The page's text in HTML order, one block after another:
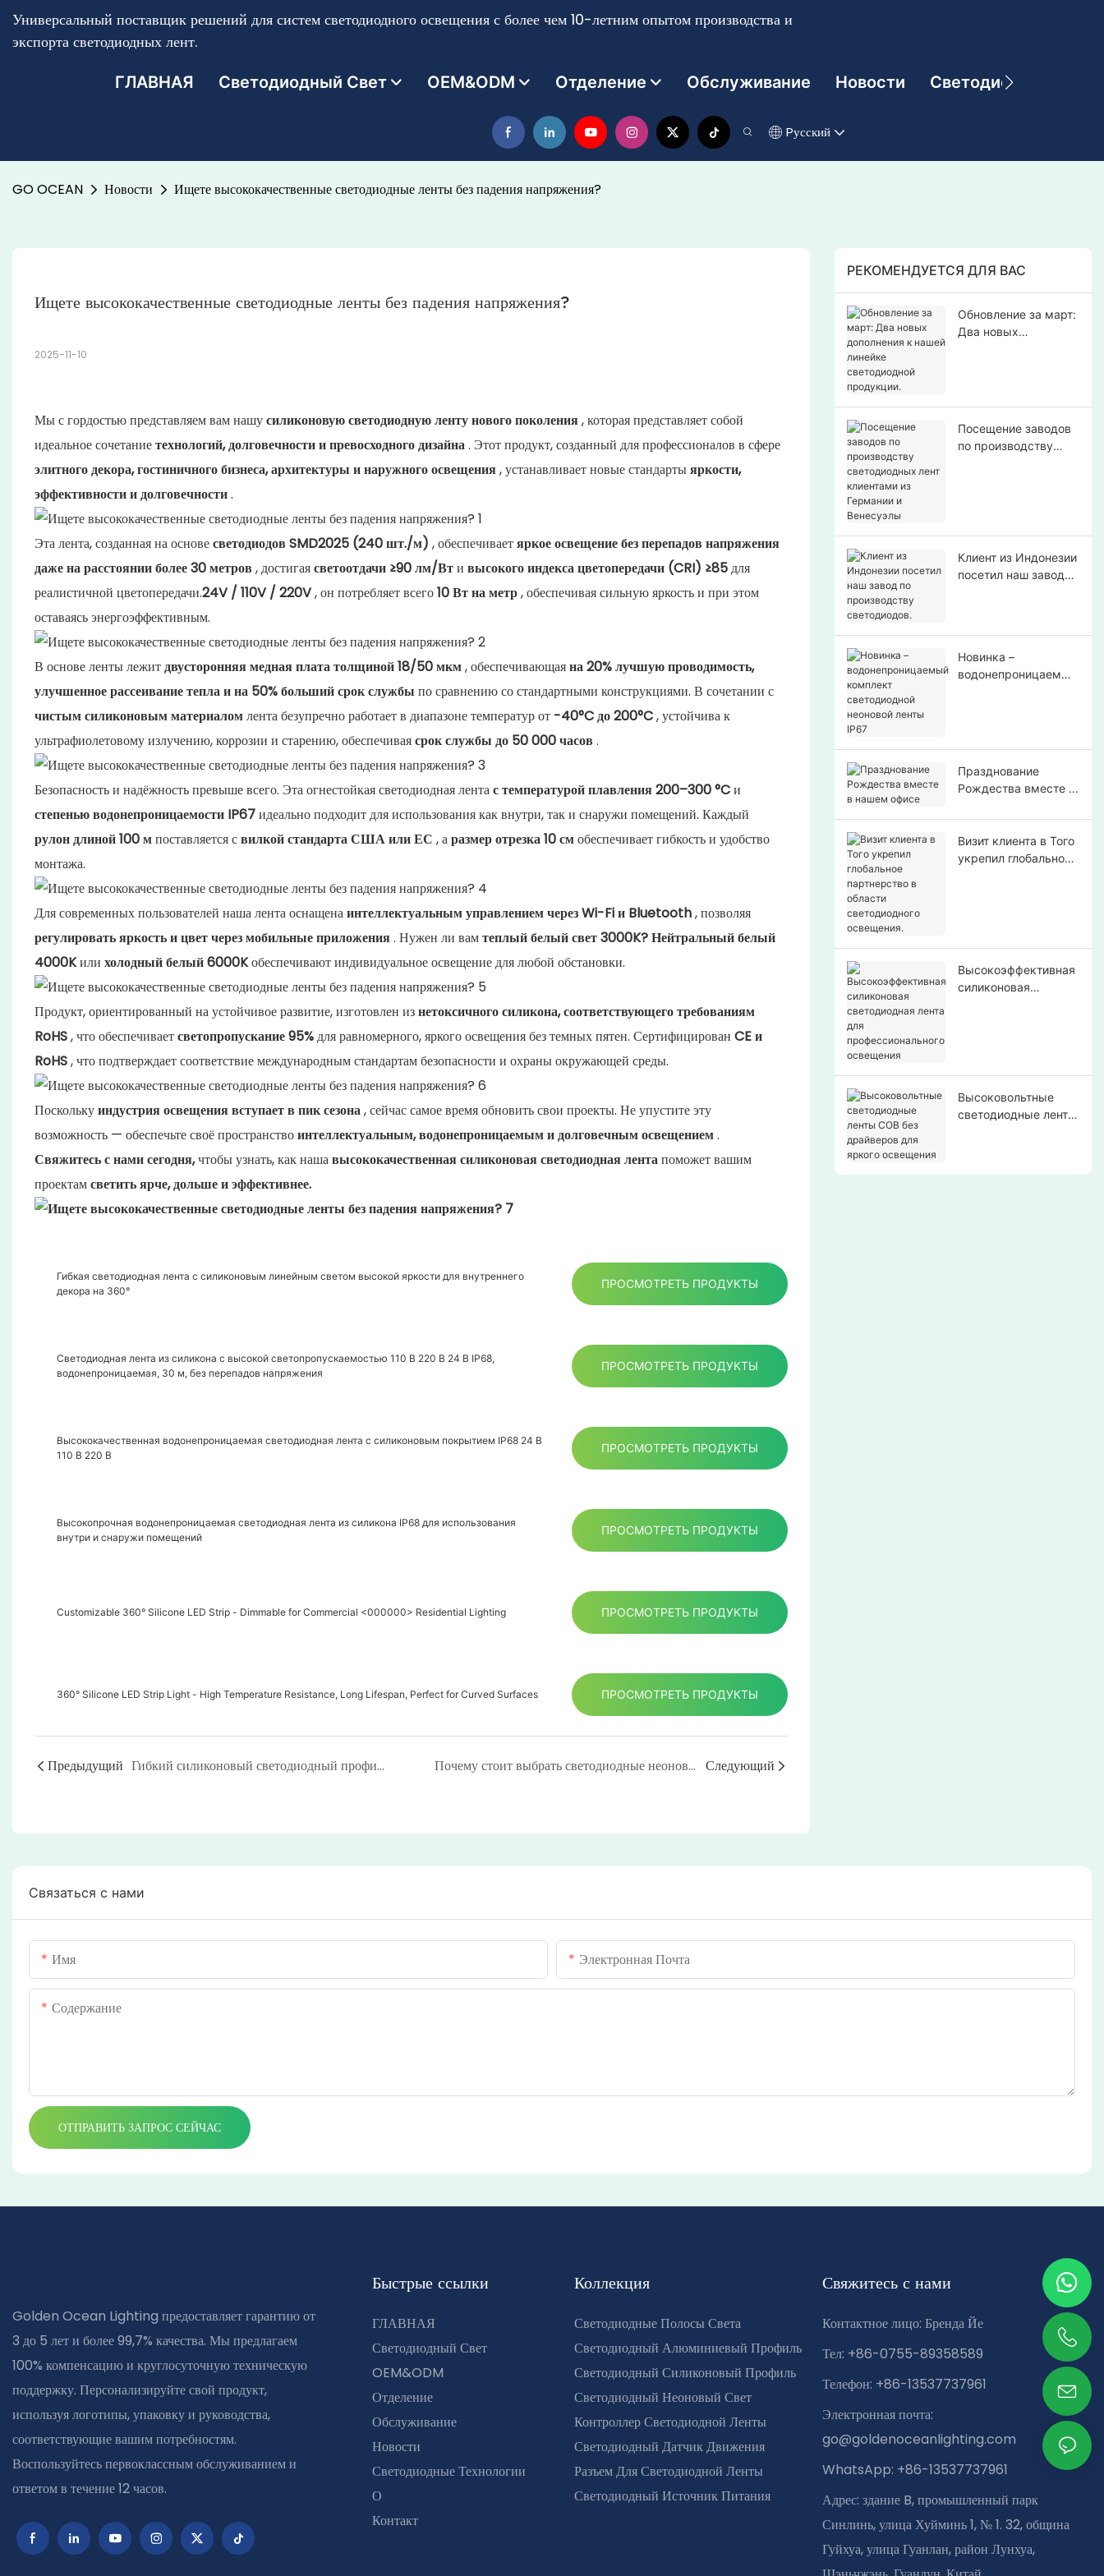
Универсальный поставщик решений для систем светодиодного освещения с более чем 10-летним опытом производства и
экспорта светодиодных лент.
ГЛАВНАЯ Светодиодный Свет OEM&ODM Отделение Обслуживание Новости Светодиодные
Pусский
GO OCEAN Новости Ищете высококачественные светодиодные ленты без падения напряжения?
Ищете высококачественные светодиодные ленты без падения напряжения?
2025-11-10
Мы с гордостью представляем вам нашусиликоновую светодиодную ленту нового поколения, которая представляет собой
идеальное сочетаниетехнологий, долговечности и превосходного дизайна. Этот продукт, созданный для профессионалов в сфере
элитного декора, гостиничного бизнеса, архитектуры и наружного освещения, устанавливает новые стандартыяркости,
эффективности и долговечности.
Эта лента, созданная на основесветодиодов SMD2025 (240 шт./м) , обеспечиваетяркое освещение без перепадов напряжения
даже на расстоянии более 30 метров , достигаясветоотдачи ≥90 лм/Вти высокого индекса цветопередачи (CRI) ≥85для
реалистичной цветопередачи.24V / 110V / 220V, он потребляет всего10 Вт на метр, обеспечивая сильную яркость и при этом
оставаясь энергоэффективным.
В основе ленты лежитдвусторонняя медная плата толщиной 18/50 мкм, обеспечивающаяна 20% лучшую проводимость,
улучшенное рассеивание тепла и на 50% больший срок службы по сравнению со стандартными конструкциями. В сочетании с
чистым силиконовым материаломлента безупречно работает в диапазоне температур от -40°C до 200°C, устойчива к
ультрафиолетовому излучению, коррозии и старению, обеспечиваясрок службы до 50 000 часов .
Безопасность и надёжность превыше всего. Эта огнестойкая светодиодная лентас температурой плавления 200–300 °Cи
степенью водонепроницаемости IP67идеально подходит для использования как внутри, так и снаружи помещений. Каждый
рулон длиной 100 мпоставляется свилкой стандарта США или ЕС , аразмер отрезка 10 смобеспечивает гибкость и удобство
монтажа.
Для современных пользователей наша лента оснащенаинтеллектуальным управлением через Wi-Fi и Bluetooth, позволяя
регулировать яркость и цвет через мобильные приложения. Нужен ли вамтеплый белый свет 3000K?Нейтральный белый
4000Kили холодный белый 6000Kобеспечивают индивидуальное освещение для любой обстановки.
Продукт, ориентированный на устойчивое развитие, изготовлен изнетоксичного силикона, соответствующего требованиям
RoHS, что обеспечиваетсветопропускание 95%для равномерного, яркого освещения без темных пятен. Сертифицирован CE и
RoHS, что подтверждает соответствие международным стандартам безопасности и охраны окружающей среды.
Посколькуиндустрия освещения вступает в пик сезона, сейчас самое время обновить свои проекты. Не упустите эту
возможность — обеспечьте своё пространствоинтеллектуальным, водонепроницаемым и долговечным освещением.
Свяжитесь с нами сегодня,чтобы узнать, как нашавысококачественная силиконовая светодиодная лентапоможет вашим
проектамсветить ярче, дольше и эффективнее.
Гибкая светодиодная лента с силиконовым линейным светом высокой яркости для внутреннего
декора на 360°
ПРОСМОТРЕТЬ ПРОДУКТЫ
Светодиодная лента из силикона с высокой светопропускаемостью 110 В 220 В 24 В IP68,
водонепроницаемая, 30 м, без перепадов напряжения
ПРОСМОТРЕТЬ ПРОДУКТЫ
Высококачественная водонепроницаемая светодиодная лента с силиконовым покрытием IP68 24 В
110 В 220 В
ПРОСМОТРЕТЬ ПРОДУКТЫ
Высокопрочная водонепроницаемая светодиодная лента из силикона IP68 для использования
внутри и снаружи помещений
ПРОСМОТРЕТЬ ПРОДУКТЫ
Customizable 360° Silicone LED Strip - Dimmable for Commercial <000000> Residential Lighting ПРОСМОТРЕТЬ ПРОДУКТЫ
360° Silicone LED Strip Light - High Temperature Resistance, Long Lifespan, Perfect for Curved Surfaces ПРОСМОТРЕТЬ ПРОДУКТЫ
Предыдущий Гибкий силиконовый светодиодный профиль – B2B производитель освещения в Китае Почему стоит выбрать светодиодные неоновые лампы из ПВХ для своих проектов? Следующий
РЕКОМЕНДУЕТСЯ ДЛЯ ВАС
Обновление за март:
Два новых
Посещение заводов
по производству
Клиент из Индонезии
посетил наш завод
Новинка –
водонепроницаемый
Празднование
Рождества вместе в
Визит клиента в Того
укрепил глобальное
Высокоэффективная
силиконовая
Высоковольтные
светодиодные ленты
Связаться с нами
Имя Электронная Почта
Содержание
ОТПРАВИТЬ ЗАПРОС СЕЙЧАС
Golden Ocean Lighting предоставляет гарантию от
3 до 5 лет и более 99,7% качества. Мы предлагаем
100% компенсацию и круглосуточную техническую
поддержку. Персонализируйте свой продукт,
используя логотипы, упаковку и руководства,
соответствующие вашим потребностям.
Воспользуйтесь первоклассным обслуживанием и
ответом в течение 12 часов.
Быстрые ссылки
ГЛАВНАЯ
Светодиодный Свет
OEM&ODM
Отделение
Обслуживание
Новости
Светодиодные Технологии
О
Контакт
Коллекция
Светодиодные Полосы Света
Светодиодный Алюминиевый Профиль
Светодиодный Силиконовый Профиль
Светодиодный Неоновый Свет
Контроллер Светодиодной Ленты
Светодиодный Датчик Движения
Разъем Для Светодиодной Ленты
Светодиодный Источник Питания
Свяжитесь с нами
Контактное лицо: Бренда Йе
Тел: +86-0755-89358589
Телефон: +86-13537737961
Электронная почта:
go@goldenoceanlighting.com
WhatsApp: +86-13537737961
Адрес: здание B, промышленный парк
Синлинь, улица Хуйминь 1, № 1. 32, община
Гуйхуа, улица Гуанлан, район Лунхуа,